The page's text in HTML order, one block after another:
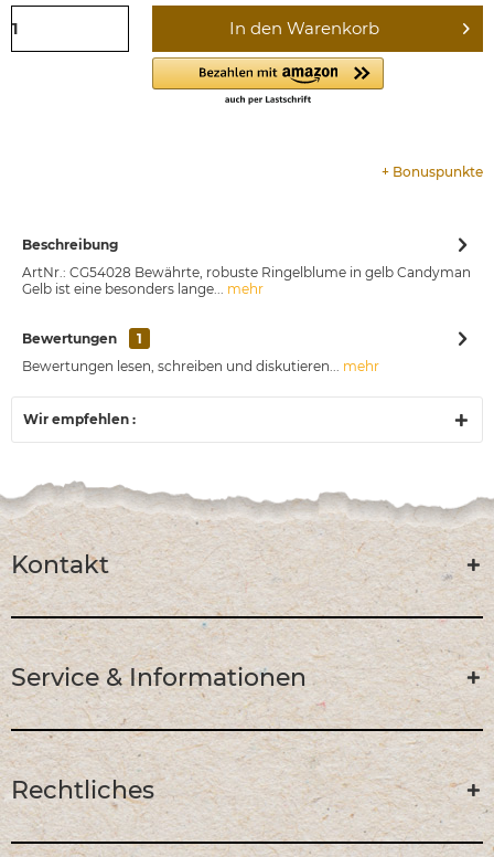
In den Warenkorb
+ Bonuspunkte
Beschreibung
ArtNr.: CG54028 Bewährte, robuste Ringelblume in gelb Candyman
Gelb ist eine besonders lange... mehr
Bewertungen
1
Bewertungen lesen, schreiben und diskutieren... mehr
Wir empfehlen :
Kontakt
Service & Informationen
Rechtliches